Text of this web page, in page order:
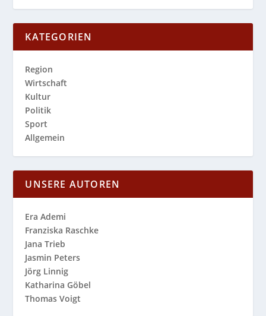
KATEGORIEN
Region
Wirtschaft
Kultur
Politik
Sport
Allgemein
UNSERE AUTOREN
Era Ademi
Franziska Raschke
Jana Trieb
Jasmin Peters
Jörg Linnig
Katharina Göbel
Thomas Voigt